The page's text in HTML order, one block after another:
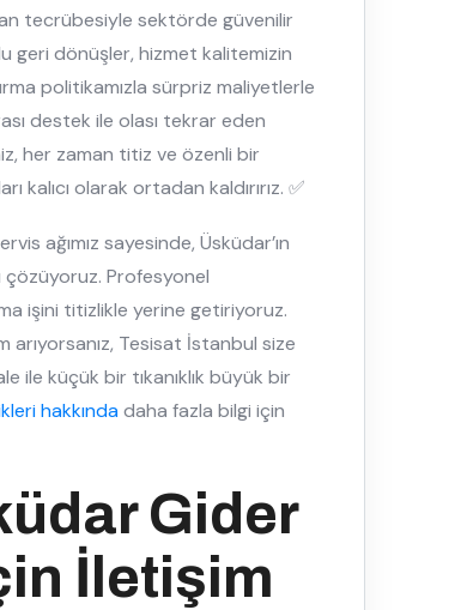
tecrübesiyle sektörde güvenilir
geri dönüşler, hizmet kalitemizin
politikamızla sürpriz maliyetlerle
destek ile olası tekrar eden
her zaman titiz ve özenli bir
kalıcı olarak ortadan kaldırırız. ✅
ağımız sayesinde, Üsküdar’ın
çözüyoruz. Profesyonel
işini titizlikle yerine getiriyoruz.
arıyorsanız, Tesisat İstanbul size
ile küçük bir tıkanıklık büyük bir
hakkındadaha fazla bilgi için
Gider
İletişim